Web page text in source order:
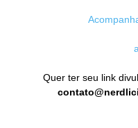
Quer ter seu link